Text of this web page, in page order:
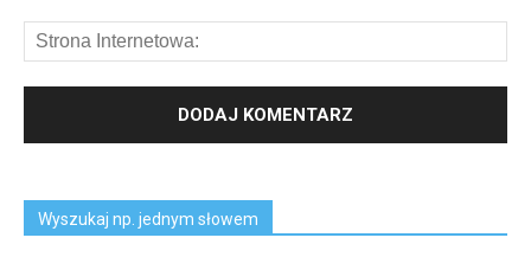
Wyszukaj np. jednym słowem